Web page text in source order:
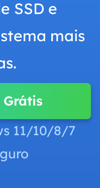
SSD e
mais
11/10/8/7